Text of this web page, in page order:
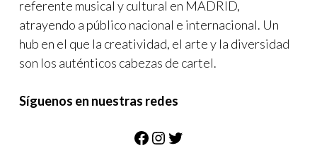
referente musical y cultural en MADRID,
atrayendo a público nacional e internacional. Un
hub en el que la creatividad, el arte y la diversidad
son los auténticos cabezas de cartel.
Síguenos en nuestras redes
Facebook
Instagram
Twitter